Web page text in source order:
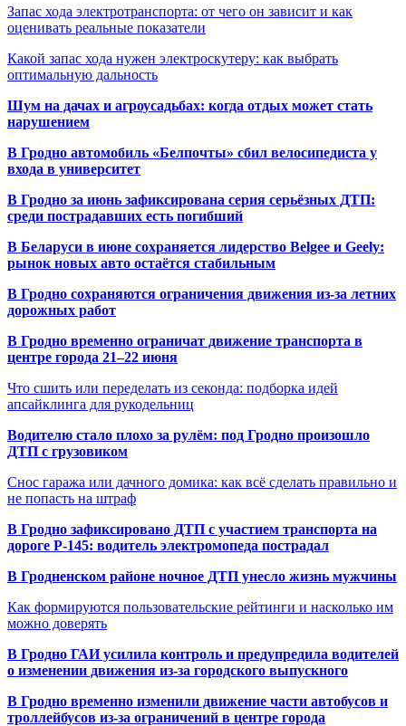
Запас хода электротранспорта: от чего он зависит и как
оценивать реальные показатели
Какой запас хода нужен электроскутеру: как выбрать
оптимальную дальность
Шум на дачах и агроусадьбах: когда отдых может стать
нарушением
В Гродно автомобиль «Белпочты» сбил велосипедиста у
входа в университет
В Гродно за июнь зафиксирована серия серьёзных ДТП:
среди пострадавших есть погибший
В Беларуси в июне сохраняется лидерство Belgee и Geely:
рынок новых авто остаётся стабильным
В Гродно сохраняются ограничения движения из-за летних
дорожных работ
В Гродно временно ограничат движение транспорта в
центре города 21–22 июня
Что сшить или переделать из секонда: подборка идей
апсайклинга для рукодельниц
Водителю стало плохо за рулём: под Гродно произошло
ДТП с грузовиком
Снос гаража или дачного домика: как всё сделать правильно и
не попасть на штраф
В Гродно зафиксировано ДТП с участием транспорта на
дороге Р-145: водитель электромопеда пострадал
В Гродненском районе ночное ДТП унесло жизнь мужчины
Как формируются пользовательские рейтинги и насколько им
можно доверять
В Гродно ГАИ усилила контроль и предупредила водителей
о изменении движения из-за городского выпускного
В Гродно временно изменили движение части автобусов и
троллейбусов из-за ограничений в центре города